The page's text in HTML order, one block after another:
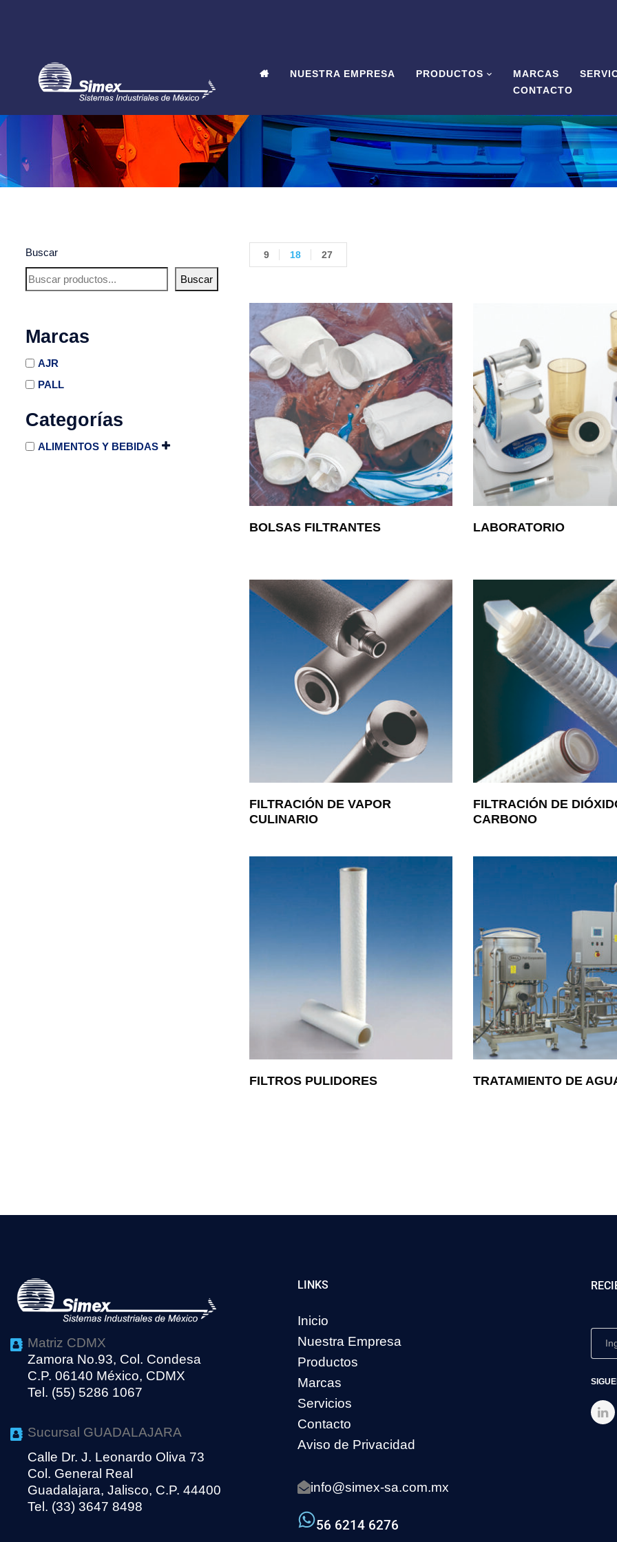
NUESTRA EMPRESA PRODUCTOS MARCAS
CONTACTO
Buscar
Buscar
Marcas
AJR
PALL
Categorías
ALIMENTOS Y BEBIDAS
9 18 27
BOLSAS FILTRANTES LABORATORIO
FILTRACIÓN DE VAPOR
CULINARIO
FILTRACIÓN DE
CARBONO
FILTROS PULIDORES TRATAMIENTO DE
Matriz CDMX
Zamora No.93, Col. Condesa
C.P. 06140 México, CDMX
Tel. (55) 5286 1067
Sucursal GUADALAJARA
Calle Dr. J. Leonardo Oliva 73
Col. General Real
Guadalajara, Jalisco, C.P. 44400
Tel. (33) 3647 8498
LINKS
Inicio
Nuestra Empresa
Productos
Marcas
Servicios
Contacto
Aviso de Privacidad
info@simex-sa.com.mx
56 6214 6276